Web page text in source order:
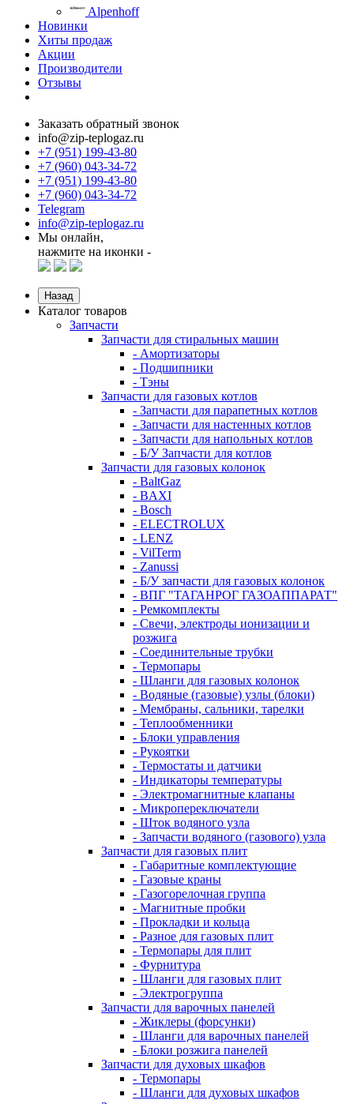
Alpenhoff
Новинки
Хиты продаж
Акции
Производители
Отзывы
Заказать обратный звонок
info@zip-teplogaz.ru
+7 (951) 199-43-80
+7 (960) 043-34-72
+7 (951) 199-43-80
+7 (960) 043-34-72
Telegram
info@zip-teplogaz.ru
Мы онлайн,
нажмите на иконки -
Назад
Каталог товаров
Запчасти
Запчасти для стиральных машин
- Амортизаторы
- Подшипники
- Тэны
Запчасти для газовых котлов
- Запчасти для парапетных котлов
- Запчасти для настенных котлов
- Запчасти для напольных котлов
- Б/У Запчасти для котлов
Запчасти для газовых колонок
- BaltGaz
- BAXI
- Bosch
- ELECTROLUX
- LENZ
- VilTerm
- Zanussi
- Б/У запчасти для газовых колонок
- ВПГ "ТАГАНРОГ ГАЗОАППАРАТ"
- Ремкомплекты
- Свечи, электроды ионизации и
розжига
- Соединительные трубки
- Термопары
- Шланги для газовых колонок
- Водяные (газовые) узлы (блоки)
- Мембраны, сальники, тарелки
- Теплообменники
- Блоки управления
- Рукоятки
- Термостаты и датчики
- Индикаторы температуры
- Электромагнитные клапаны
- Микропереключатели
- Шток водяного узла
- Запчасти водяного (газового) узла
Запчасти для газовых плит
- Габаритные комплектующие
- Газовые краны
- Газогорелочная группа
- Магнитные пробки
- Прокладки и кольца
- Разное для газовых плит
- Термопары для плит
- Фурнитура
- Шланги для газовых плит
- Электрогруппа
Запчасти для варочных панелей
- Жиклеры (форсунки)
- Шланги для варочных панелей
- Блоки розжига панелей
Запчасти для духовых шкафов
- Термопары
- Шланги для духовых шкафов